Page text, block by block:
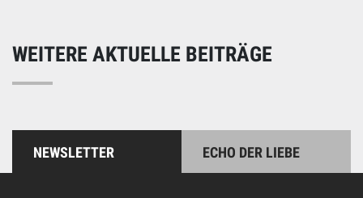
WEITERE AKTUELLE BEITRÄGE
NEWSLETTER ECHO DER LIEBE